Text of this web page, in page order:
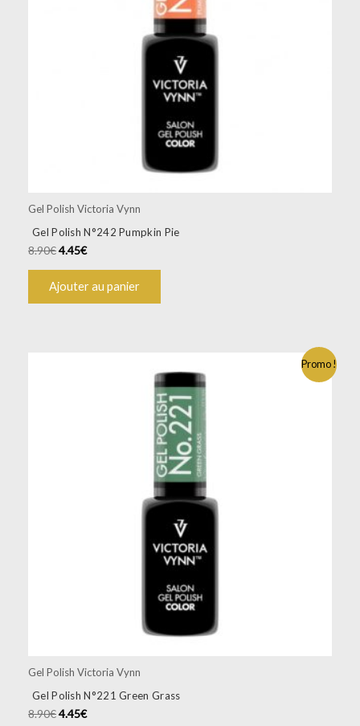
Gel Polish Victoria Vynn
Gel Polish N°242 Pumpkin Pie
8.90€4.45€
Ajouter au panier
Promo !
Gel Polish Victoria Vynn
Gel Polish N°221 Green Grass
8.90€4.45€